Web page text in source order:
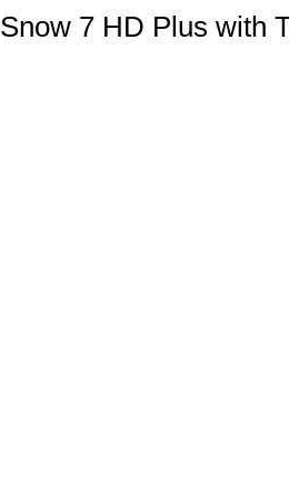
Snow 7 HD Plus with